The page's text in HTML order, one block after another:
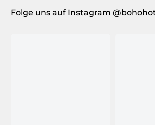
Folge uns auf Instagram